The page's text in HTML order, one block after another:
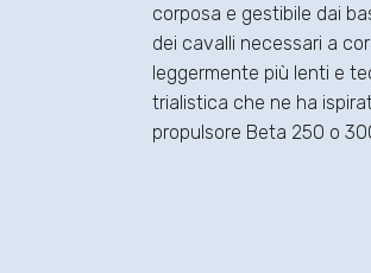
corposa e gestibile dai
dei cavalli necessari a
leggermente più lenti e
trialistica che ne ha
propulsore Beta 250 o